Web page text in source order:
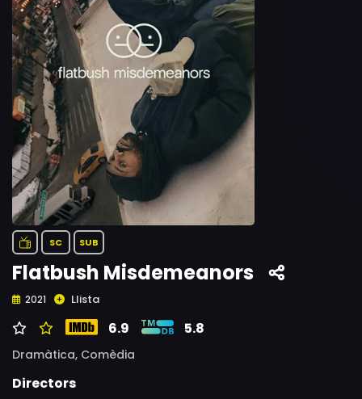
SC SUB
Flatbush Misdemeanors
2021 Llista
6.9 5.8
Dramàtica, Comèdia
Directors